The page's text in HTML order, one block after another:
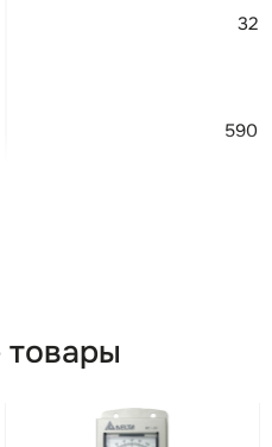
32
590